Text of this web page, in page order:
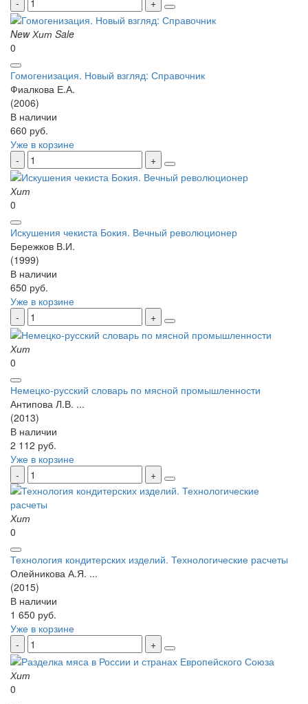
New Хит Sale
0
Гомогенизация. Новый взгляд: Справочник
Фиалкова Е.А.
(2006)
В наличии
660 руб.
Уже в корзине
Хит
0
Искушения чекиста Бокия. Вечный революционер
Бережков В.И.
(1999)
В наличии
650 руб.
Уже в корзине
Хит
0
Немецко-русский словарь по мясной промышленности
Антипова Л.В. ...
(2013)
В наличии
2 112 руб.
Уже в корзине
Хит
0
Технология кондитерских изделий. Технологические расчеты
Олейникова А.Я. ...
(2015)
В наличии
1 650 руб.
Уже в корзине
Хит
0